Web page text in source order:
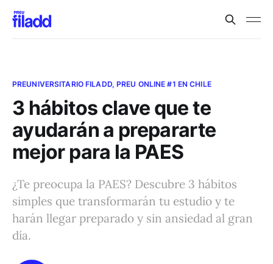
PREUNIVERSITARIO FILADD, PREU ONLINE #1 EN CHILE
3 hábitos clave que te
ayudarán a prepararte
mejor para la PAES
¿Te preocupa la PAES? Descubre 3 hábitos
simples que transformarán tu estudio y te
harán llegar preparado y sin ansiedad al gran
día.